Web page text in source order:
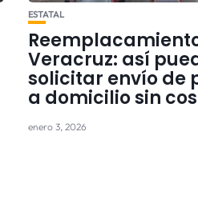
ESTATAL
Veracruz: así
solicitar envío de
a domicilio sin
enero 3, 2026